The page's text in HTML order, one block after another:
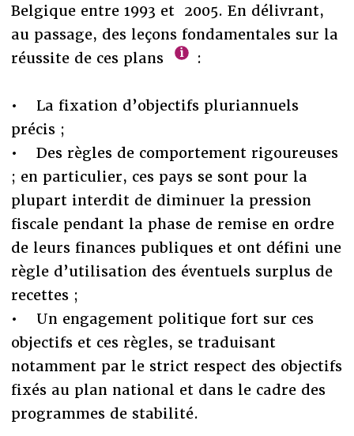
Belgique entre 1993 et 2005. En délivrant,
au passage, des leçons fondamentales sur la
réussite de ces plans
:
• La fixation d’objectifs pluriannuels
précis ;
• Des règles de comportement rigoureuses
; en particulier, ces pays se sont pour la
plupart interdit de diminuer la pression
fiscale pendant la phase de remise en ordre
de leurs finances publiques et ont défini une
règle d’utilisation des éventuels surplus de
recettes ;
• Un engagement politique fort sur ces
objectifs et ces règles, se traduisant
notamment par le strict respect des objectifs
fixés au plan national et dans le cadre des
programmes de stabilité.